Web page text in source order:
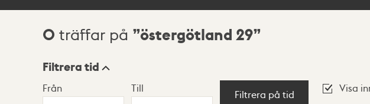
Sökresultat
0 träffar på östergötland 29
Visningsläge
Filtrera tid
Från Till
Filtrera på tid
Visa